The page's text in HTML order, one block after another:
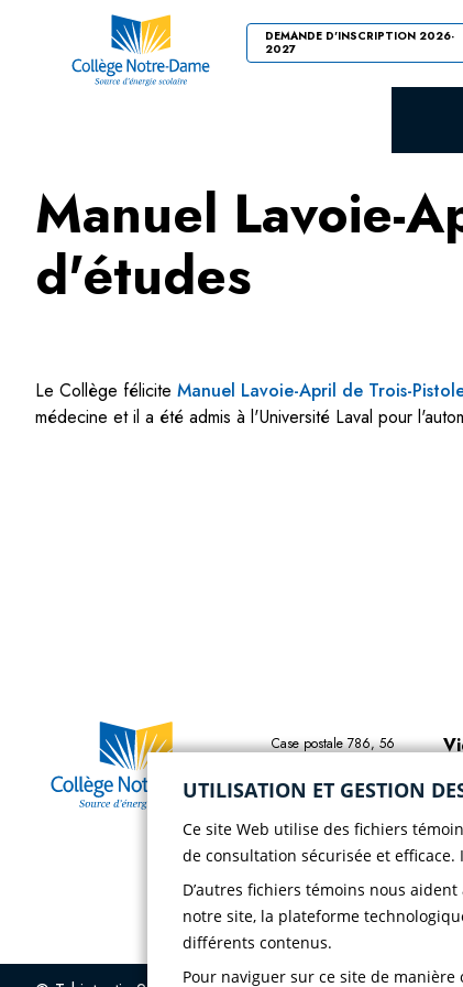
DEMANDE D'INSCRIPTION 2026-
2027
Manuel Lavoie-
d'études
Le Collège félicite Manuel Lavoie-April de Trois-
médecine et il a été admis à l'Université Laval pour
Case postale 786, 56
Rivière-du-Loup
8257
Télécopieur :418 862-
8495
UTILISATION ET GESTION
Ce site Web utilise des fichiers
de consultation sécurisée et
D’autres fichiers témoins nous
notre site, la plateforme
différents contenus.
Pour naviguer sur ce site de